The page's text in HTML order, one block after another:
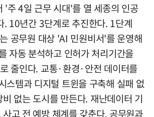
'주 4일 근무 시대'를 열 세종의 인공
. 10년간 3단계로 추진한다. 1단계
공무원 대상 'AI 민원비서'를 운영해
자동 분석하고 인허가 처리기간을
줄인다. 교통·환경·안전 데이터를
스템과 디지털 트윈을 구축해 실패 없
없는 도시를 만든다. 재난데이터 기
고 전 예방 체계를 갖춘다. 공무원과